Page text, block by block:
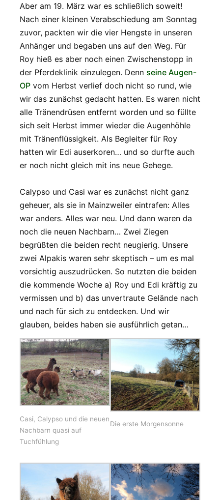
Aber am 19. März war es schließlich soweit!
Nach einer kleinen Verabschiedung am Sonntag
zuvor, packten wir die vier Hengste in unseren
Anhänger und begaben uns auf den Weg. Für
Roy hieß es aber noch einen Zwischenstopp in
der Pferdeklinik einzulegen. Denn seine Augen-
OP vom Herbst verlief doch nicht so rund, wie
wir das zunächst gedacht hatten. Es waren nicht
alle Tränendrüsen entfernt worden und so füllte
sich seit Herbst immer wieder die Augenhöhle
mit Tränenflüssigkeit. Als Begleiter für Roy
hatten wir Edi auserkoren… und so durfte auch
er noch nicht gleich mit ins neue Gehege.
Calypso und Casi war es zunächst nicht ganz
geheuer, als sie in Mainzweiler eintrafen: Alles
war anders. Alles war neu. Und dann waren da
noch die neuen Nachbarn… Zwei Ziegen
begrüßten die beiden recht neugierig. Unsere
zwei Alpakis waren sehr skeptisch – um es mal
vorsichtig auszudrücken. So nutzten die beiden
die kommende Woche a) Roy und Edi kräftig zu
vermissen und b) das unvertraute Gelände nach
und nach für sich zu entdecken. Und wir
glauben, beides haben sie ausführlich getan…
Casi, Calypso und die neuen
Nachbarn quasi auf
Tuchfühlung
Die erste Morgensonne